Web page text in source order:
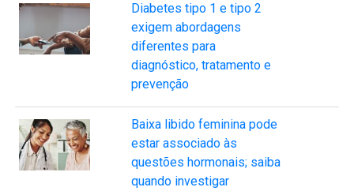
Diabetes tipo 1 e tipo 2
exigem abordagens
diferentes para
diagnóstico, tratamento e
prevenção
Baixa libido feminina pode
estar associado às
questões hormonais; saiba
quando investigar